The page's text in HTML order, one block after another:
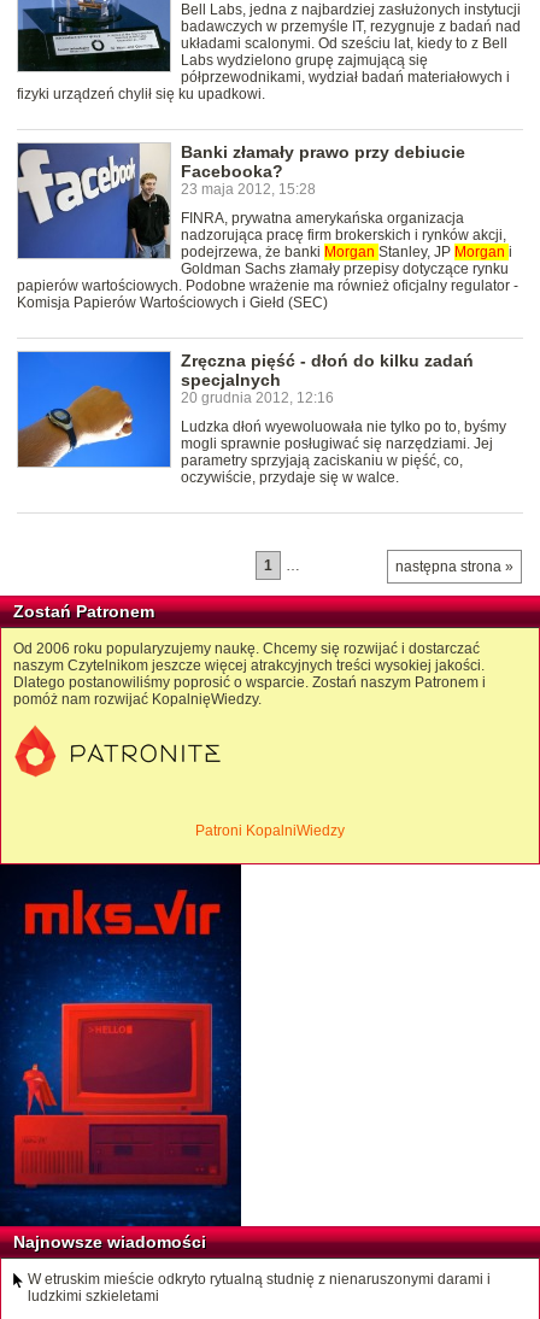
Bell Labs, jedna z najbardziej zasłużonych instytucji
badawczych w przemyśle IT, rezygnuje z badań nad
układami scalonymi. Od sześciu lat, kiedy to z Bell
Labs wydzielono grupę zajmującą się
półprzewodnikami, wydział badań materiałowych i
fizyki urządzeń chylił się ku upadkowi.
Banki złamały prawo przy debiucie
Facebooka?
23 maja 2012, 15:28
FINRA, prywatna amerykańska organizacja
nadzorująca pracę firm brokerskich i rynków akcji,
podejrzewa, że banki Morgan Stanley, JP Morgan i
Goldman Sachs złamały przepisy dotyczące rynku
papierów wartościowych. Podobne wrażenie ma również oficjalny regulator -
Komisja Papierów Wartościowych i Giełd (SEC)
Zręczna pięść - dłoń do kilku zadań
specjalnych
20 grudnia 2012, 12:16
Ludzka dłoń wyewoluowała nie tylko po to, byśmy
mogli sprawnie posługiwać się narzędziami. Jej
parametry sprzyjają zaciskaniu w pięść, co,
oczywiście, przydaje się w walce.
następna strona »
1 …
Zostań Patronem
Od 2006 roku popularyzujemy naukę. Chcemy się rozwijać i dostarczać
naszym Czytelnikom jeszcze więcej atrakcyjnych treści wysokiej jakości.
Dlatego postanowiliśmy poprosić o wsparcie. Zostań naszym Patronem i
pomóż nam rozwijać KopalnięWiedzy.
Patroni KopalniWiedzy
Najnowsze wiadomości
W etruskim mieście odkryto rytualną studnię z nienaruszonymi darami i
ludzkimi szkieletami